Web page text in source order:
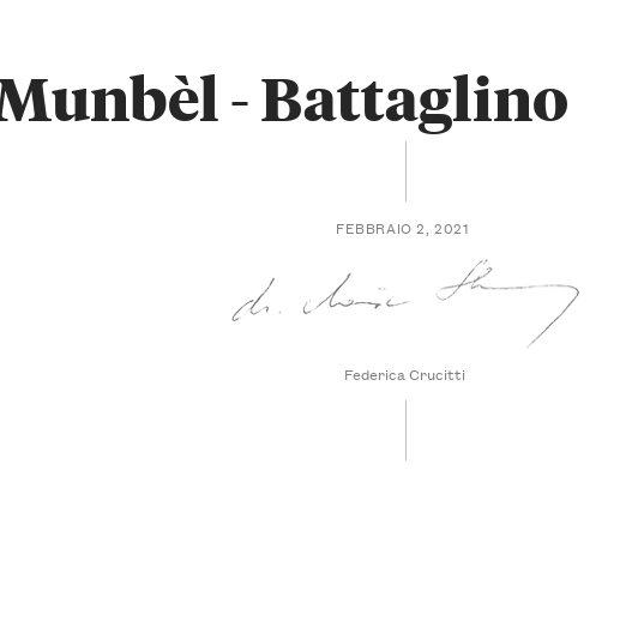
- Battaglino
FEBBRAIO 2, 2021
Federica Crucitti